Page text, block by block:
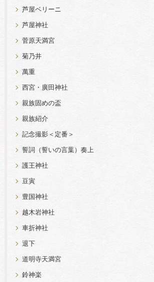
芦屋ベリーニ
芦屋神社
菅原天満宮
菊乃井
萬重
西宮・廣田神社
親族固めの盃
親族紹介
記念撮影＜定番＞
誓詞（誓いの言葉）奏上
護王神社
豆寅
豊国神社
越木岩神社
車折神社
退下
道明寺天満宮
鈴神楽